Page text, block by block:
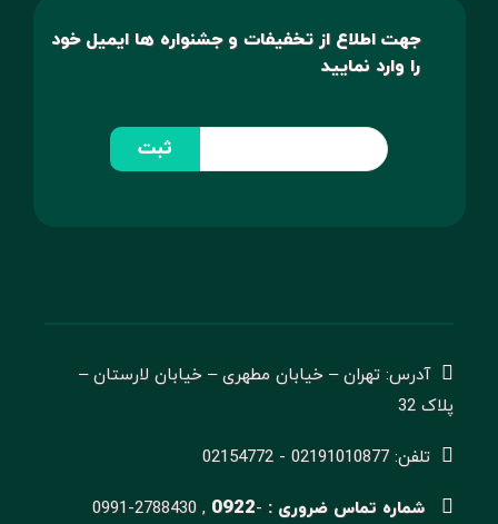
جهت اطلاع از تخفیفات و جشنواره ها ایمیل خود
را وارد نمایید
ثبت
آدرس: تهران – خیابان مطهری – خیابان لارستان –
پلاک 32
تلفن: 02191010877 - 02154772
شماره تماس ضروری : 0991-2788430 , 0922-